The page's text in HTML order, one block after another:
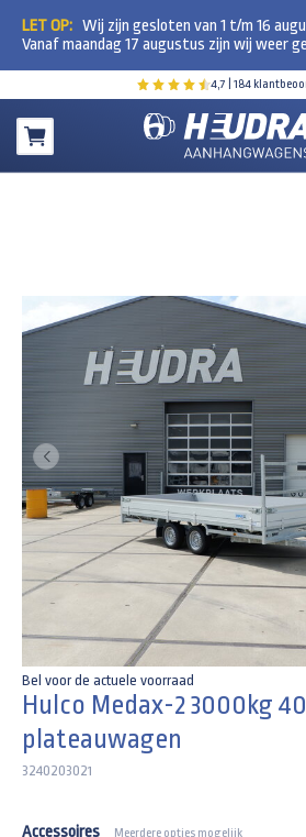
4,7 | 184
Winkelwagen
LET OP: Wij zijn gesloten van 1 t/m 16
Vanaf maandag 17 augustus zijn wij weer
Bel voor de actuele voorraad
Hulco Medax-2 3000kg
plateauwagen
3240203021
Accessoires Meerdere opties mogelijk